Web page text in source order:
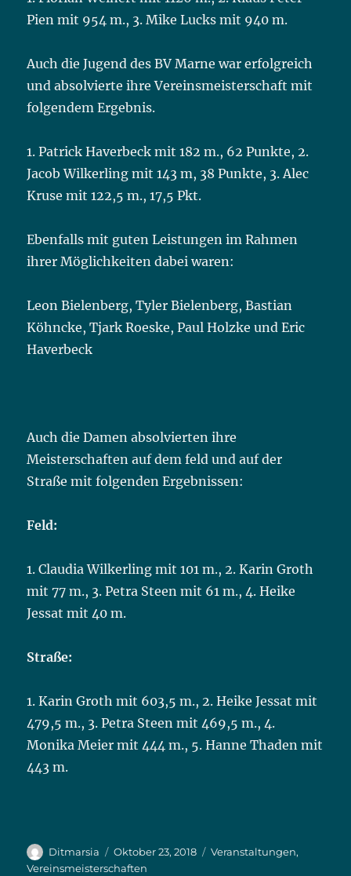
Pien mit 954 m., 3. Mike Lucks mit 940 m.
Auch die Jugend des BV Marne war erfolgreich
und absolvierte ihre Vereinsmeisterschaft mit
folgendem Ergebnis.
1. Patrick Haverbeck mit 182 m., 62 Punkte, 2.
Jacob Wilkerling mit 143 m, 38 Punkte, 3. Alec
Kruse mit 122,5 m., 17,5 Pkt.
Ebenfalls mit guten Leistungen im Rahmen
ihrer Möglichkeiten dabei waren:
Leon Bielenberg, Tyler Bielenberg, Bastian
Köhncke, Tjark Roeske, Paul Holzke und Eric
Haverbeck
Auch die Damen absolvierten ihre
Meisterschaften auf dem feld und auf der
Straße mit folgenden Ergebnissen:
Feld:
1. Claudia Wilkerling mit 101 m., 2. Karin Groth
mit 77 m., 3. Petra Steen mit 61 m., 4. Heike
Jessat mit 40 m.
Straße:
1. Karin Groth mit 603,5 m., 2. Heike Jessat mit
479,5 m., 3. Petra Steen mit 469,5 m., 4.
Monika Meier mit 444 m., 5. Hanne Thaden mit
443 m.
Autor
Ditmarsia
Veröffentlicht
am
Oktober 23, 2018 Kategorien
Veranstaltungen,
Vereinsmeisterschaften